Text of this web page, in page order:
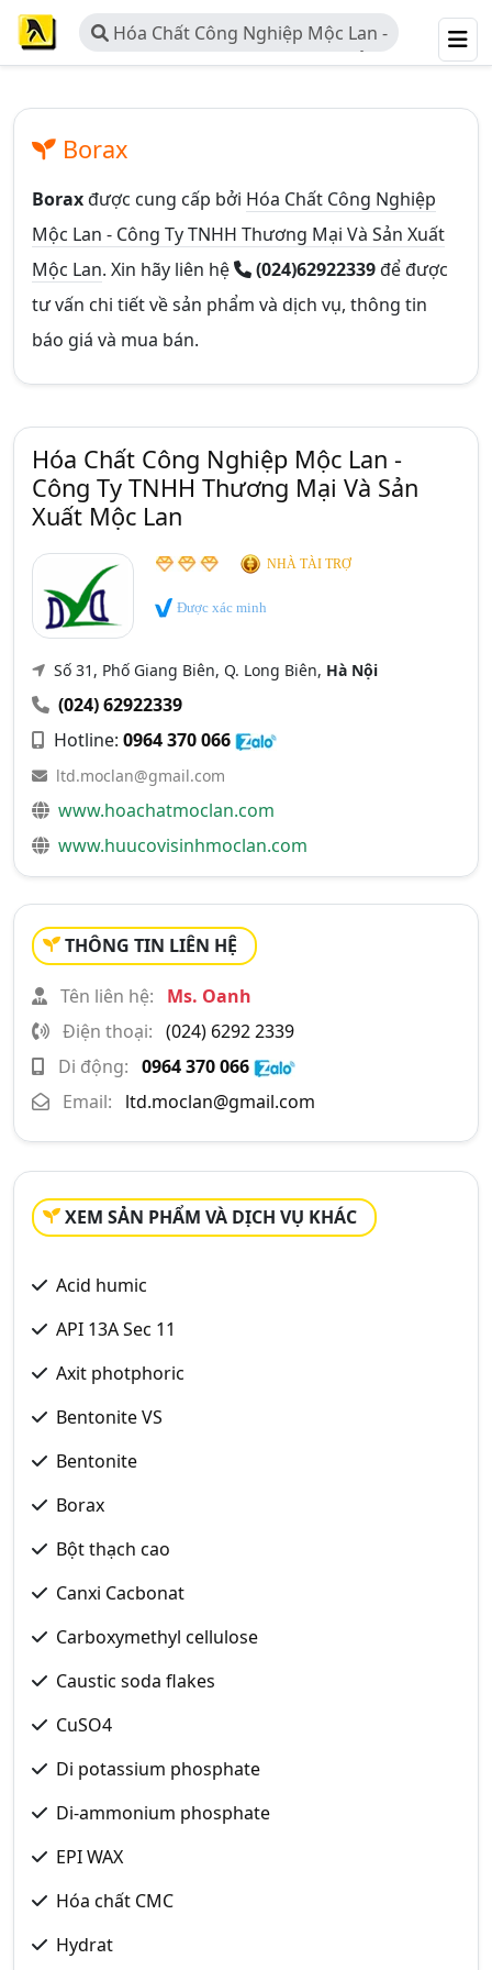
Hóa Chất Công Nghiệp Mộc Lan -
Công Ty TNHH Thương Mại Và Sản
Borax
Boraxđược cung cấp bởi Hóa Chất Công Nghiệp
Mộc Lan - Công Ty TNHH Thương Mại Và Sản Xuất
Mộc Lan. Xin hãy liên hệ (024)62922339để được
tư vấn chi tiết về sản phẩm và dịch vụ, thông tin
báo giá và mua bán.
Hóa Chất Công Nghiệp Mộc Lan -
Công Ty TNHH Thương Mại Và Sản
Xuất Mộc Lan
NHÀ TÀI TRỢ
Được xác minh
Số 31, Phố Giang Biên, Q. Long Biên, Hà Nội
(024) 62922339
Hotline: 0964 370 066
ltd.moclan@gmail.com
www.hoachatmoclan.com
www.huucovisinhmoclan.com
THÔNG TIN LIÊN HỆ
Tên liên hệ:
Ms. Oanh
Điện thoại: (024) 6292 2339
Di động: 0964 370 066
Email:
ltd.moclan@gmail.com
XEM SẢN PHẨM VÀ DỊCH VỤ KHÁC
Acid humic
API 13A Sec 11
Axit photphoric
Bentonite VS
Bentonite
Borax
Bột thạch cao
Canxi Cacbonat
Carboxymethyl cellulose
Caustic soda flakes
CuSO4
Di potassium phosphate
Di-ammonium phosphate
EPI WAX
Hóa chất CMC
Hydrat